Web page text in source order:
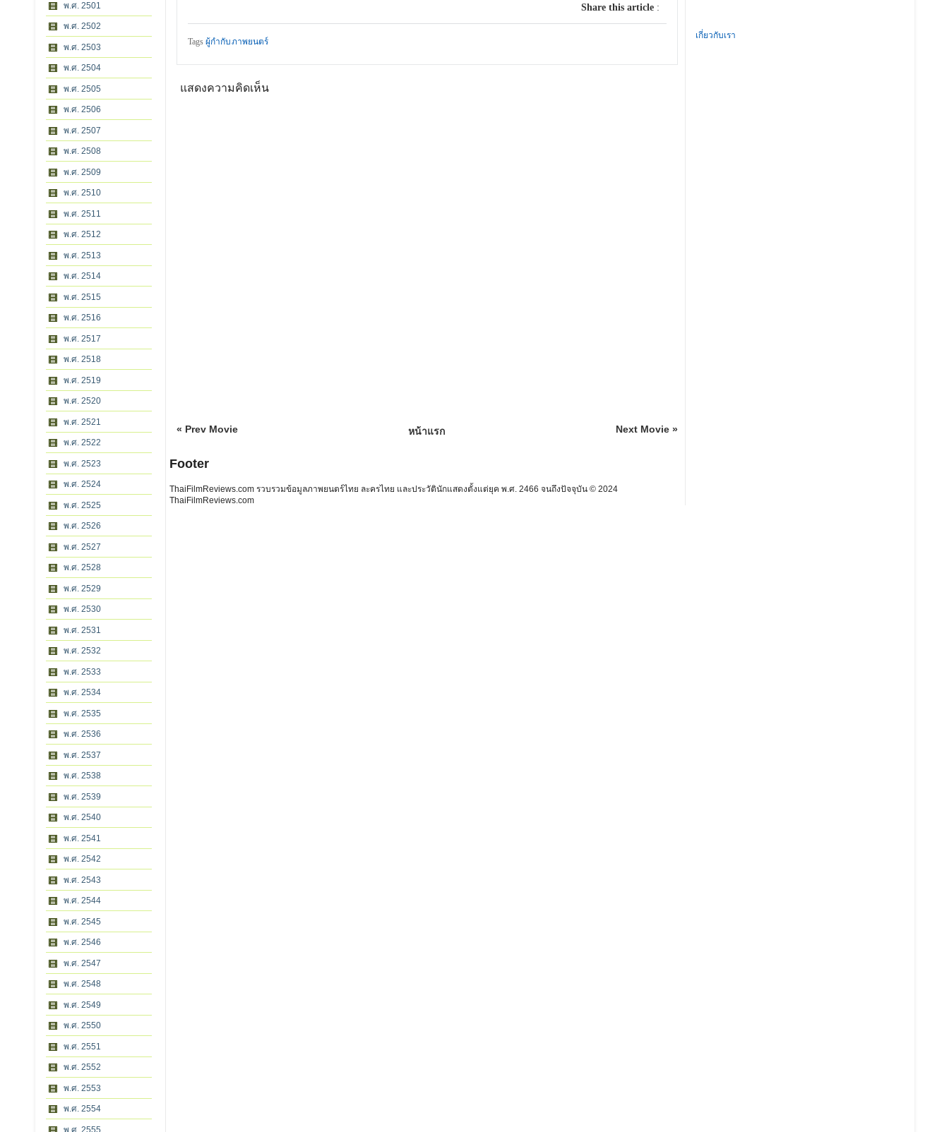
พ.ศ. 2501
พ.ศ. 2502
พ.ศ. 2503
พ.ศ. 2504
พ.ศ. 2505
พ.ศ. 2506
พ.ศ. 2507
พ.ศ. 2508
พ.ศ. 2509
พ.ศ. 2510
พ.ศ. 2511
พ.ศ. 2512
พ.ศ. 2513
พ.ศ. 2514
พ.ศ. 2515
พ.ศ. 2516
พ.ศ. 2517
พ.ศ. 2518
พ.ศ. 2519
พ.ศ. 2520
พ.ศ. 2521
พ.ศ. 2522
พ.ศ. 2523
พ.ศ. 2524
พ.ศ. 2525
พ.ศ. 2526
พ.ศ. 2527
พ.ศ. 2528
พ.ศ. 2529
พ.ศ. 2530
พ.ศ. 2531
พ.ศ. 2532
พ.ศ. 2533
พ.ศ. 2534
พ.ศ. 2535
พ.ศ. 2536
พ.ศ. 2537
พ.ศ. 2538
พ.ศ. 2539
พ.ศ. 2540
พ.ศ. 2541
พ.ศ. 2542
พ.ศ. 2543
พ.ศ. 2544
พ.ศ. 2545
พ.ศ. 2546
พ.ศ. 2547
พ.ศ. 2548
พ.ศ. 2549
พ.ศ. 2550
พ.ศ. 2551
พ.ศ. 2552
พ.ศ. 2553
พ.ศ. 2554
พ.ศ. 2555
Share this article:
Tagsผู้กำกับภาพยนตร์
แสดงความคิดเห็น
« Prev Movie Next Movie »
หน้าแรก
Footer
ThaiFilmReviews.com รวบรวมข้อมูลภาพยนตร์ไทย ละครไทย และประวัตินักแสดงตั้งแต่ยุค พ.ศ. 2466 จนถึงปัจจุบัน © 2024
ThaiFilmReviews.com
เกี่ยวกับเรา